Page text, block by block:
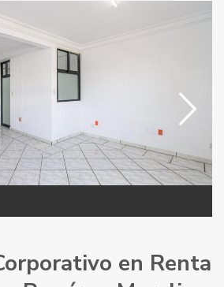
en Renta